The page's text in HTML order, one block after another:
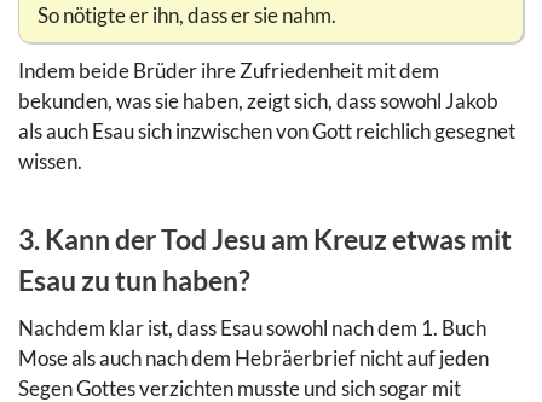
So nötigte er ihn, dass er sie nahm.
Indem beide Brüder ihre Zufriedenheit mit dem
bekunden, was sie haben, zeigt sich, dass sowohl Jakob
als auch Esau sich inzwischen von Gott reichlich gesegnet
wissen.
3. Kann der Tod Jesu am Kreuz etwas mit
Esau zu tun haben?
Nachdem klar ist, dass Esau sowohl nach dem 1. Buch
Mose als auch nach dem Hebräerbrief nicht auf jeden
Segen Gottes verzichten musste und sich sogar mit